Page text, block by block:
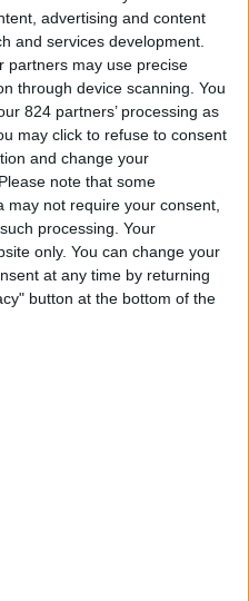
advertising and content
and services development.
partners may use precise
through device scanning. You
824 partners’ processing as
may click to refuse to consent
and change your
Please note that some
not require your consent,
processing. Your
only. You can change your
at any time by returning
button at the bottom of the